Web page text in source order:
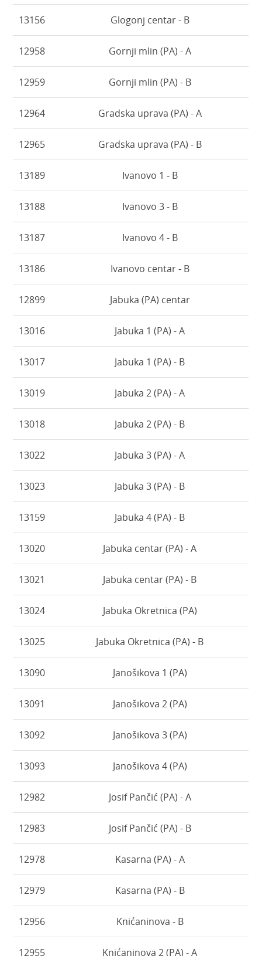
13156 Glogonj centar - B
12958 Gornji mlin (PA) - A
12959 Gornji mlin (PA) - B
12964 Gradska uprava (PA) - A
12965 Gradska uprava (PA) - B
13189 Ivanovo 1 - B
13188 Ivanovo 3 - B
13187 Ivanovo 4 - B
13186 Ivanovo centar - B
12899 Jabuka (PA) centar
13016 Jabuka 1 (PA) - A
13017 Jabuka 1 (PA) - B
13019 Jabuka 2 (PA) - A
13018 Jabuka 2 (PA) - B
13022 Jabuka 3 (PA) - A
13023 Jabuka 3 (PA) - B
13159 Jabuka 4 (PA) - B
13020 Jabuka centar (PA) - A
13021 Jabuka centar (PA) - B
13024 Jabuka Okretnica (PA)
13025 Jabuka Okretnica (PA) - B
13090 Janošikova 1 (PA)
13091 Janošikova 2 (PA)
13092 Janošikova 3 (PA)
13093 Janošikova 4 (PA)
12982 Josif Pančić (PA) - A
12983 Josif Pančić (PA) - B
12978 Kasarna (PA) - A
12979 Kasarna (PA) - B
12956 Knićaninova - B
12955 Knićaninova 2 (PA) - A